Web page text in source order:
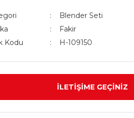
Blender Seti
Fakir
Kodu
H-109150
İLETIŞIME GEÇINIZ